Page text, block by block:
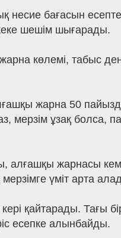
бағасын
шешім шығарады.
көлемі, табыс
жарна 50
мерзім ұзақ болса,
алғашқы жарнасы
үміт арта
қайтарады. Тағы
есепке алынбайды.